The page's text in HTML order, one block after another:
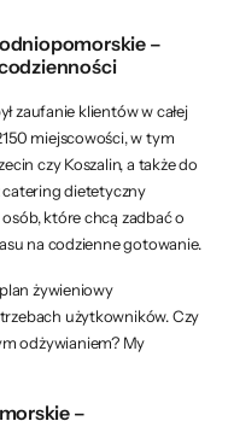
–
zaufanie klientów w całej
miejscowości, w tym
czy Koszalin, a także do
catering dietetyczny
które chcą zadbać o
na codzienne gotowanie.
żywieniowy
użytkowników. Czy
odżywianiem? My
–